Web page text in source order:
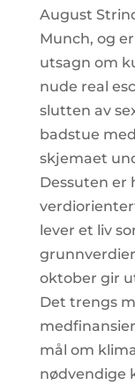
August
Munch, og
utsagn om
nude real
slutten av
badstue
skjemaet
Dessuten er
lever et liv
oktober gir
Det trengs
mål om
nødvendige